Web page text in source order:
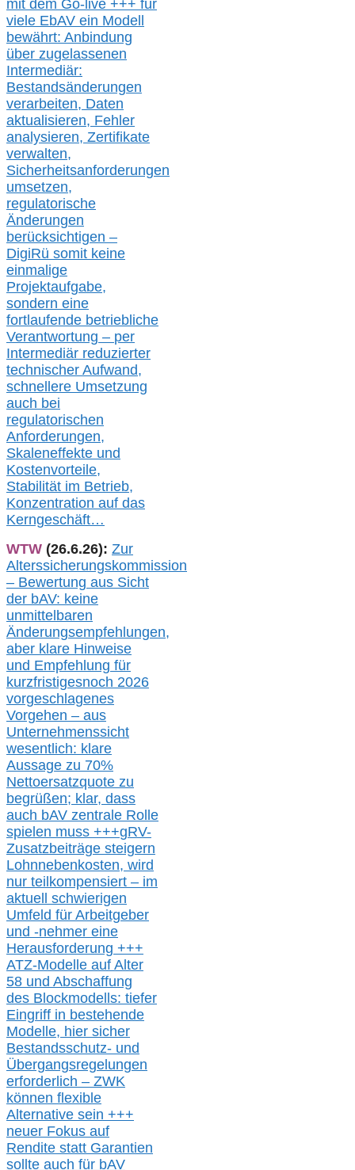
mit dem Go-live +++ für
viele EbAV ein Modell
bewährt: Anbindung
über zugelassenen
Intermediär:
Bestandsänderungen
verarbeiten, Daten
aktualisieren, Fehler
analysieren, Zertifikate
verwalten,
Sicherheitsanforderungen
umsetzen,
regulatorische
Änderungen
berücksichtigen –
DigiRü somit keine
einmalige
Projektaufgabe,
sondern eine
fortlaufende betriebliche
Verantwortung – per
Intermediär reduzierter
technischer Aufwand,
schnellere Umsetzung
auch bei
regulatorischen
Anforderungen,
Skaleneffekte und
Kostenvorteile,
Stabilität im Betrieb,
Konzentration auf das
Kerngeschäft…
WTW (26.6.26): Zur
Alterssicherungskommission
– Bewertung aus Sicht
der bAV: keine
unmittelbaren
Änderungsempfehlungen,
aber klare Hinweise
und Empfehlung für
kurzfristigesnoch 2026
vorgeschlagenes
Vorgehen – aus
Unternehmenssicht
wesentlich: klare
Aussage zu 70%
Nettoersatzquote zu
begrüßen; klar, dass
auch bAV zentrale Rolle
spielen muss +++gRV-
Zusatzbeiträge steigern
Lohnnebenkosten, wird
nur teilkompensiert – im
aktuell schwierigen
Umfeld für Arbeitgeber
und -nehmer eine
Herausforderung +++
ATZ-Modelle auf Alter
58 und Abschaffung
des Blockmodells: tiefer
Eingriff in bestehende
Modelle, hier sicher
Bestandsschutz- und
Übergangsregelungen
erforderlich – ZWK
können flexible
Alternative sein +++
neuer Fokus auf
Rendite statt Garantien
sollte auch für bAV